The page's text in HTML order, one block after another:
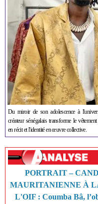
Du miroir de son adolescence à
créateur sénégalais transforme le
en récit et l'identité en œuvre collective.
PORTRAIT –
MAURITANIENNE À
L'OIF : Coumba Bâ,